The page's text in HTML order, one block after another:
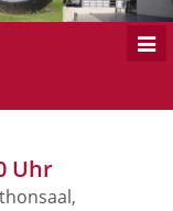
Uhr